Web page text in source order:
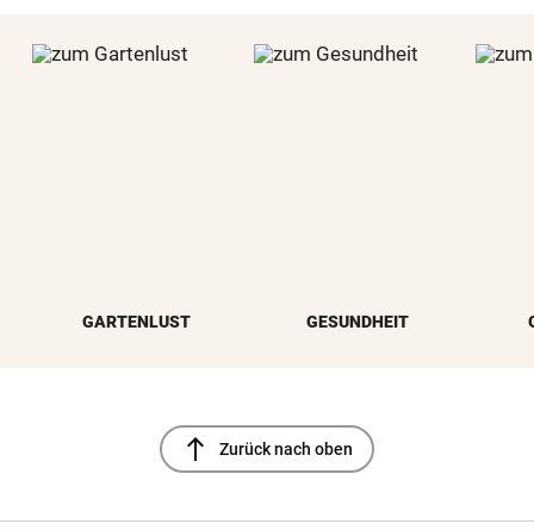
GARTENLUST GESUNDHEIT
north Zurück nach oben